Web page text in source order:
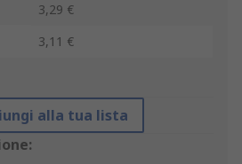
3,29 €
3,11 €
alla tua lista